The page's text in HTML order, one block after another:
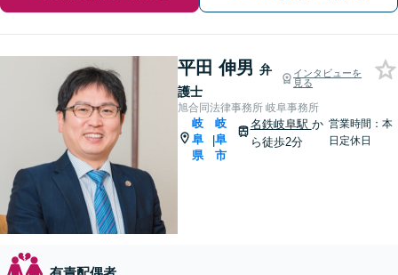
平田 伸男 弁
護士
インタビューを
見る
旭合同法律事務所 岐阜事務所
岐
阜
県
|
岐
阜
市
名鉄岐阜駅 か
ら徒歩2分
営業時間：本
日定休日